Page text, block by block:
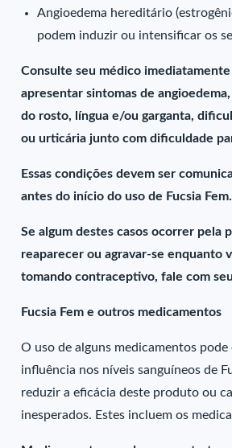
Angioedema hereditário
podem induzir ou intensificar os
Consulte seu médico imediatamente
apresentar sintomas de
do rosto, língua e/ou garganta,
ou urticária junto com dificuldade
Essas condições devem ser
antes do início do uso de Fucsia Fem.
Se algum destes casos ocorrer pela
reaparecer ou agravar-se enquanto
tomando contraceptivo, fale com
Fucsia Fem e outros medicamentos
O uso de alguns medicamentos pode
influência nos níveis sanguíneos de
reduzir a eficácia deste produto ou
inesperados. Estes incluem os